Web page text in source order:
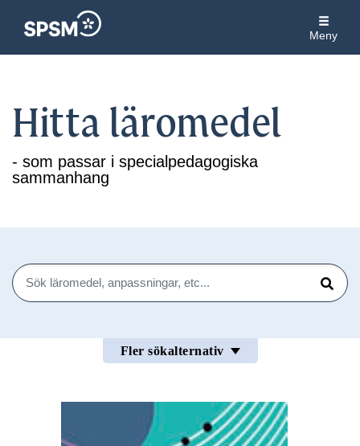
Meny
Hitta läromedel
- som passar i specialpedagogiska
sammanhang
Sök
Sök
Fler sökalternativ